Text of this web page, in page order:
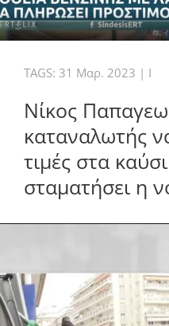
TAGS: 31 Μαρ. 2023 | I
Νίκος
καταναλωτής
τιμές στα
σταματήσει η